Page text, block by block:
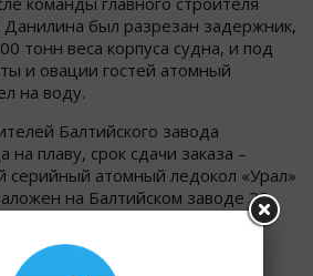
Данилина был разрезан задержник,
тонн веса корпуса судна, и под
и овации гостей атомный
на воду.
Балтийского завода
на плаву, срок сдачи заказа –
серийный атомный ледокол «Урал»
на Балтийском заводе 25
Госкорпорации «
Росатом».
был разработан ЦКБ